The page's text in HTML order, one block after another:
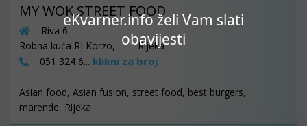
eKvarner.info želi Vam slati
obavijesti
MY WOK STREET FOOD
Riva 6
Robna kuća RI Korzo, - Rijeka
051 324 6... klikni za broj
Asian food, Asian fusion, street food, best burgers,
marende, Rijeka